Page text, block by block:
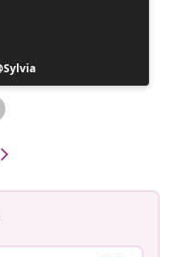
Post
opublikowany
przez
Sylvia